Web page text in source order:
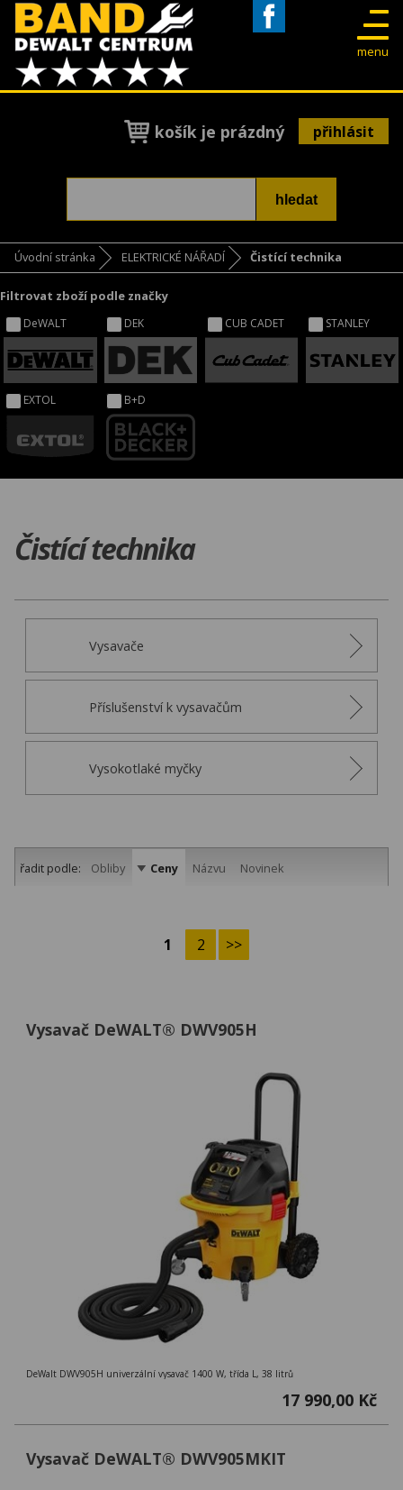
menu
košík je prázdný přihlásit
Úvodní stránka ELEKTRICKÉ NÁŘADÍ Čistící technika
Filtrovat zboží podle značky
DeWALT DEK CUB CADET STANLEY
EXTOL B+D
Čistící technika
Vysavače
Příslušenství k vysavačům
Vysokotlaké myčky
řadit podle: Obliby Ceny Názvu Novinek
1 2 >>
Vysavač DeWALT® DWV905H
DeWalt DWV905H univerzální vysavač 1400 W, třída L, 38 litrů
17 990,00 Kč
Vysavač DeWALT® DWV905MKIT